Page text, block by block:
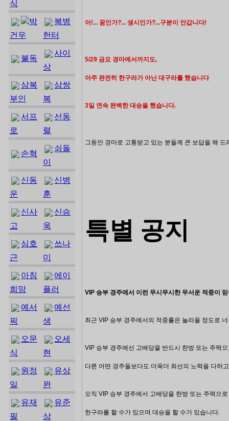
식
박
건우
복병
헌터
불독
사이
상
삼복
부인
삼쌍
복
서프
로
선동
렬
손혁
쇠돌
이
신동
운
신병
훈
신사
고
신승
욱
심호
근
쓰나
미
아침
희망
에이
플러
예서
픽
예선
생
오문
식
오세
현
원정
일
유상
완
유재
필
유준
상
아!... 꿈인가?... 생시인가?...구분이 안갑니다!
5/29 금요 경마에서까지도,
아주 완전히 한구라가 아닌 대구라를 했습니다
3일 연속 완벽한 대승을 했습니다.
그동안 경마로 고통받고 있는 분들께 큰 보답을 해 드
특별 공지
VIP 승부 경주에서 이런 무시무시한 무서운 적중이
최근 VIP 승부 경주에서의 적중률은 놀라울 정도로
VIP 승부 경주에선 고배당을 반드시 한방 또는 주력
다른 어떤 경주들보다도 더욱더 최선의 노력을 다하
오직 VIP 승부 경주에서 고배당을 한방 또는 주력으
한구라를 할 수가 있으며 대승을 할 수가 있습니다.